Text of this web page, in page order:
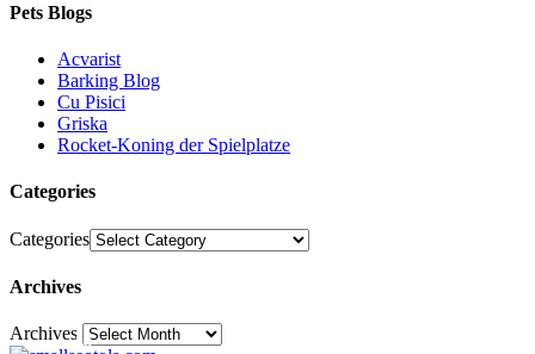
Pets Blogs
Acvarist
Barking Blog
Cu Pisici
Griska
Rocket-Koning der Spielplatze
Categories
Categories
Archives
Archives30